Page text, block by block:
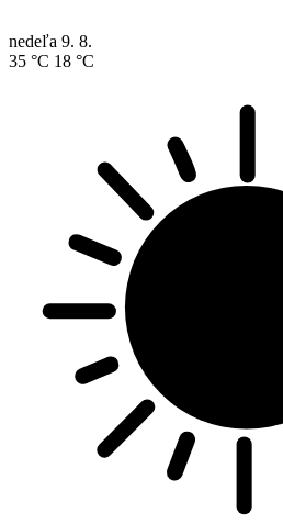
nedeľa 9. 8.
35 °C 18 °C